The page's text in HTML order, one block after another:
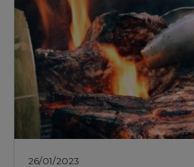
26/01/2023